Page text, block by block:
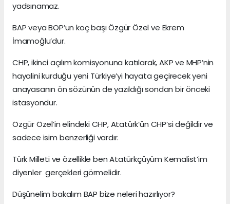
yadsınamaz.
BAP veya BOP’un koç başı Özgür Özel ve Ekrem
İmamoğlu’dur.
CHP, ikinci açılım komisyonuna katılarak, AKP ve MHP’nin
hayalini kurduğu yeni Türkiye’yi hayata geçirecek yeni
anayasanın ön sözünün de yazıldığı sondan bir önceki
istasyondur.
Özgür Özel’in elindeki CHP, Atatürk’ün CHP’si değildir ve
sadece isim benzerliği vardır.
Türk Milleti ve özellikle ben Atatürkçüyüm Kemalist’im
diyenler gerçekleri görmelidir.
Düşünelim bakalım BAP bize neleri hazırlıyor?